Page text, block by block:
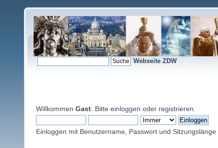
Webseite ZDW
Willkommen Gast . Bitte einloggen oder registrieren
Einloggen mit Benutzername, Passwort und Sitzungslänge